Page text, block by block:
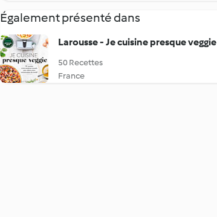
Également présenté dans
Larousse - Je cuisine presque veggie
50 Recettes
France